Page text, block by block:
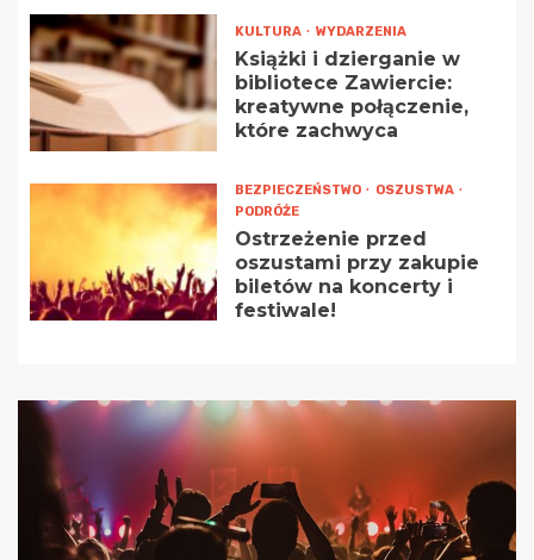
KULTURA WYDARZENIA
Książki i dzierganie w
bibliotece Zawiercie:
kreatywne połączenie,
które zachwyca
BEZPIECZEŃSTWO
OSZUSTWA
PODRÓŻE
Ostrzeżenie przed
oszustami przy zakupie
biletów na koncerty i
festiwale!